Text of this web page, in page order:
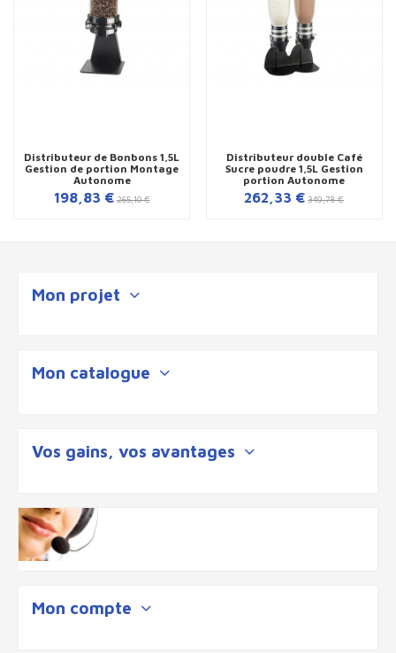
Distributeur de Bonbons 1,5L
Gestion de portion Montage
Autonome
198,83 € 265,10 €
Distributeur double Café
Sucre poudre 1,5L Gestion
portion Autonome
262,33 € 349,78 €
Mon projet
Mon catalogue
Vos gains, vos avantages
Mon compte